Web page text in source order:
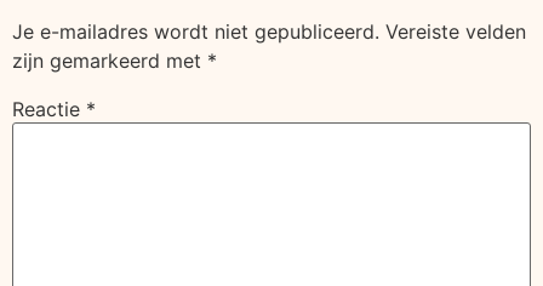
Je e-mailadres wordt niet gepubliceerd. Vereiste velden
zijn gemarkeerd met *
Reactie *